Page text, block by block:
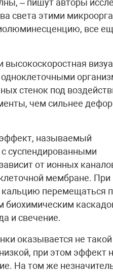
– пишут авторы
света этими
все
стенок под
чем сильнее
эффект, называемый
с суспендированными
от ионных
мембране. При
перемещаться
биохимическим
и свечение.
оказывается не такой
при этом эффект
На том же